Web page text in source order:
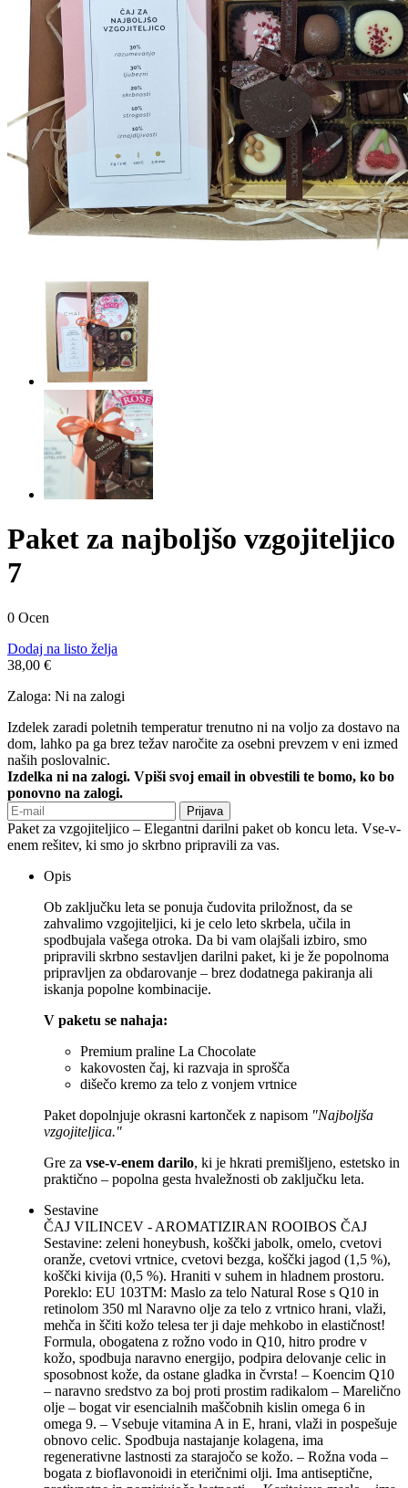
Paket za najboljšo vzgojiteljico
7
0 Ocen
Dodaj na listo želja
38,00 €
Zaloga: Ni na zalogi
Izdelek zaradi poletnih temperatur trenutno ni na voljo za dostavo na
dom, lahko pa ga brez težav naročite za osebni prevzem v eni izmed
naših poslovalnic.
Izdelka ni na zalogi. Vpiši svoj email in obvestili te bomo, ko bo
ponovno na zalogi.
Prijava
Paket za vzgojiteljico – Elegantni darilni paket ob koncu leta. Vse-v-
enem rešitev, ki smo jo skrbno pripravili za vas.
Opis
Ob zaključku leta se ponuja čudovita priložnost, da se
zahvalimo vzgojiteljici, ki je celo leto skrbela, učila in
spodbujala vašega otroka. Da bi vam olajšali izbiro, smo
pripravili skrbno sestavljen darilni paket, ki je že popolnoma
pripravljen za obdarovanje – brez dodatnega pakiranja ali
iskanja popolne kombinacije.
V paketu se nahaja:
Premium praline La Chocolate
kakovosten čaj, ki razvaja in sprošča
dišečo kremo za telo z vonjem vrtnice
Paket dopolnjuje okrasni kartonček z napisom "Najboljša
vzgojiteljica."
Gre za vse-v-enem darilo, ki je hkrati premišljeno, estetsko in
praktično – popolna gesta hvaležnosti ob zaključku leta.
Sestavine
ČAJ VILINCEV - AROMATIZIRAN ROOIBOS ČAJ
Sestavine: zeleni honeybush, koščki jabolk, omelo, cvetovi
oranže, cvetovi vrtnice, cvetovi bezga, koščki jagod (1,5 %),
koščki kivija (0,5 %). Hraniti v suhem in hladnem prostoru.
Poreklo: EU 103TM: Maslo za telo Natural Rose s Q10 in
retinolom 350 ml Naravno olje za telo z vrtnico hrani, vlaži,
mehča in ščiti kožo telesa ter ji daje mehkobo in elastičnost!
Formula, obogatena z rožno vodo in Q10, hitro prodre v
kožo, spodbuja naravno energijo, podpira delovanje celic in
sposobnost kože, da ostane gladka in čvrsta! – Koencim Q10
– naravno sredstvo za boj proti prostim radikalom – Marelično
olje – bogat vir esencialnih maščobnih kislin omega 6 in
omega 9. – Vsebuje vitamina A in E, hrani, vlaži in pospešuje
obnovo celic. Spodbuja nastajanje kolagena, ima
regenerativne lastnosti za starajočo se kožo. – Rožna voda –
bogata z bioflavonoidi in eteričnimi olji. Ima antiseptične,